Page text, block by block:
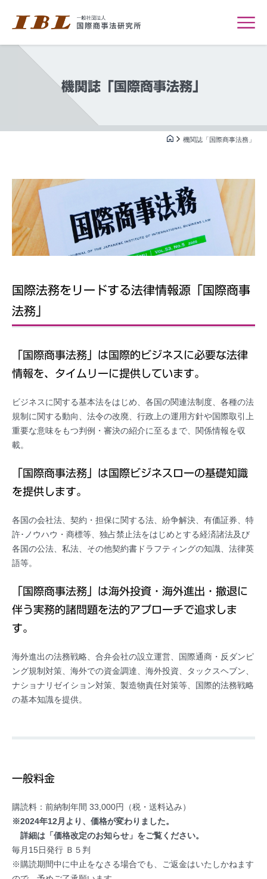
機関誌「国際商事法務」
機関誌「国際商事法務」
国際法務をリードする法律情報源「国際商事
法務」
「国際商事法務」は国際的ビジネスに必要な法律
情報を、タイムリーに提供しています。
ビジネスに関する基本法をはじめ、各国の関連法制度、各種の法
規制に関する動向、法令の改廃、行政上の運用方針や国際取引上
重要な意味をもつ判例・審決の紹介に至るまで、関係情報を収
載。
「国際商事法務」は国際ビジネスローの基礎知識
を提供します。
各国の会社法、契約・担保に関する法、紛争解決、有価証券、特
許･ノウハウ・商標等、独占禁止法をはじめとする経済諸法及び
各国の公法、私法、その他契約書ドラフティングの知識、法律英
語等。
「国際商事法務」は海外投資・海外進出・撤退に
伴う実務的諸問題を法的アプローチで追求しま
す。
海外進出の法務戦略、合弁会社の設立運営、国際通商・反ダンピ
ング規制対策、海外での資金調達、海外投資、タックスヘブン、
ナショナリゼイション対策、製造物責任対策等、国際的法務戦略
の基本知識を提供。
一般料金
購読料：前納制年間 33,000円（税・送料込み）
※2024年12月より、価格が変わりました。
詳細は「価格改定のお知らせ」をご覧ください。
毎月15日発行 Ｂ５判
※購読期間中に中止をなさる場合でも、ご返金はいたしかねます